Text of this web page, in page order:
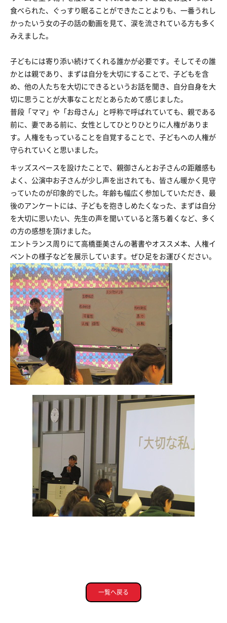
食べられた、ぐっすり眠ることができたことよりも、一番うれし
かったいう女の子の話の動画を見て、涙を流されている方も多く
みえました。
子どもには寄り添い続けてくれる誰かが必要です。そしてその誰
かとは親であり、まずは自分を大切にすることで、子どもを含
め、他の人たちを大切にできるというお話を聞き、自分自身を大
切に思うことが大事なことだとあらためて感じました。
普段「ママ」や「お母さん」と呼称で呼ばれていても、親である
前に、妻である前に、女性としてひとりひとりに人権がありま
す。人権をもっていることを自覚することで、子どもへの人権が
守られていくと思いました。
キッズスペースを設けたことで、親御さんとお子さんの距離感も
よく、公演中お子さんが少し声を出されても、皆さん暖かく見守
っていたのが印象的でした。年齢も幅広く参加していただき、最
後のアンケートには、子どもを抱きしめたくなった、まずは自分
を大切に思いたい、先生の声を聞いていると落ち着くなど、多く
の方の感想を頂けました。
エントランス周りにて高橋亜美さんの著書やオススメ本、人権イ
ベントの様子などを展示しています。ぜひ足をお運びください。
一覧へ戻る